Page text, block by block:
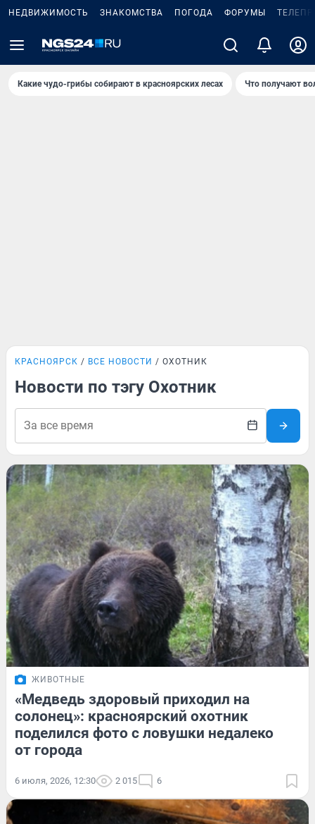
НЕДВИЖИМОСТЬ ЗНАКОМСТВА ПОГОДА ФОРУМЫ
Какие чудо-грибы собирают в красноярских лесах Что получают
КРАСНОЯРСК ВСЕ НОВОСТИ ОХОТНИК
Новости по тэгу Охотник
ЖИВОТНЫЕ
«Медведь здоровый приходил на
солонец»: красноярский охотник
поделился фото с ловушки недалеко
от города
6 июля, 2026, 12:30 2 015 6